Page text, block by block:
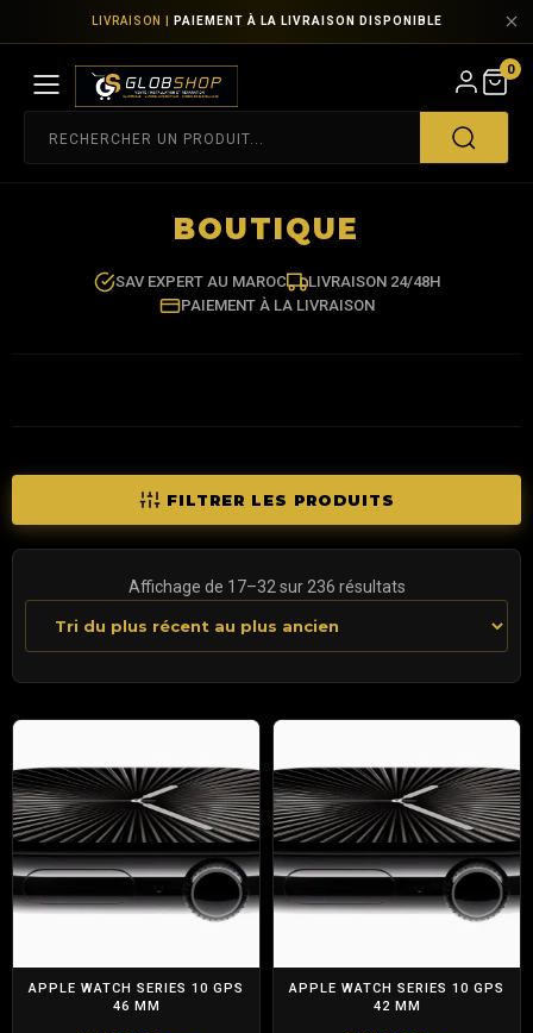
LIVRAISON | PAIEMENT À LA LIVRAISON DISPONIBLE
0
BOUTIQUE
SAV EXPERT AU MAROC
LIVRAISON 24/48H
PAIEMENT À LA LIVRAISON
FILTRER LES PRODUITS
Affichage de 17–32 sur 236 résultatsTrié
plus
APPLE WATCH SERIES 10 GPS
46 MM
APPLE WATCH SERIES 10 GPS
42 MM